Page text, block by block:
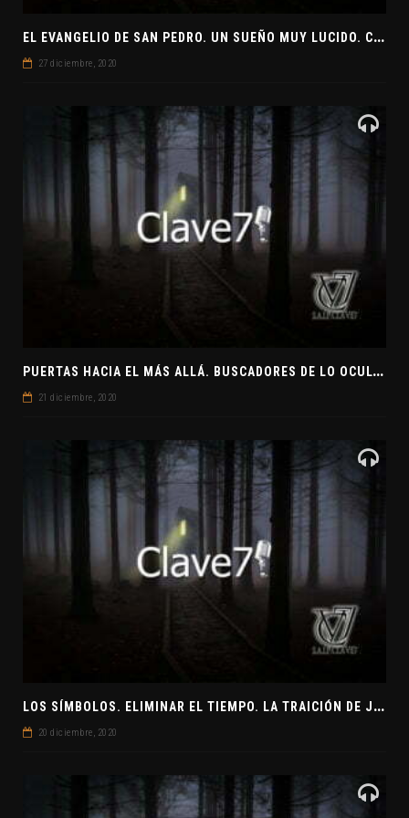
E
L EVANGELIO DE SAN PEDRO. UN SUEÑO MUY LUCIDO. CLAVE7 NEWS ¿PREPARADOS PARA UNA VISITA EXTRATERRESTRE?
27 diciembre, 2020
P
UERTAS HACIA EL MÁS ALLÁ. BUSCADORES DE LO OCULTO. EL PENSAMIENTO ABSTRACTO. EVANGELIOS APÓCRIFOS
21 diciembre, 2020
L
OS SÍMBOLOS. ELIMINAR EL TIEMPO. LA TRAICIÓN DE JUDAS
20 diciembre, 2020